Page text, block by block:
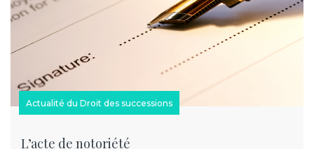
Actualité du Droit des successions
L’acte de notoriété